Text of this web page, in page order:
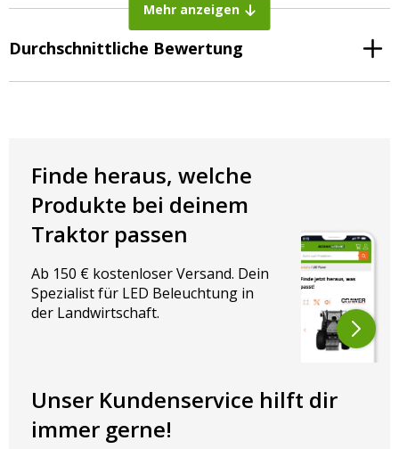
Cisper-Klasse: CISPR25 Klasse 4
Breite der Lampe: 68.6mm
Höhe der Lampe: 77,8 mm
Durchmesser der Lampe: 65 mm
Tiefe der Leuchte: 92 mm
Farbe:
Grün
Mehr anzeigen
Durchschnittliche Bewertung
Finde heraus, welche
Produkte bei deinem
Traktor passen
Ab 150 € kostenloser Versand. Dein
Spezialist für LED Beleuchtung in
der Landwirtschaft.
Unser Kundenservice hilft dir
immer gerne!